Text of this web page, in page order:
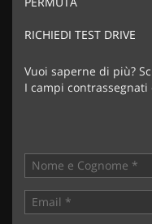
RICHIEDI TEST DRIVE
Vuoi saperne di più?
I campi